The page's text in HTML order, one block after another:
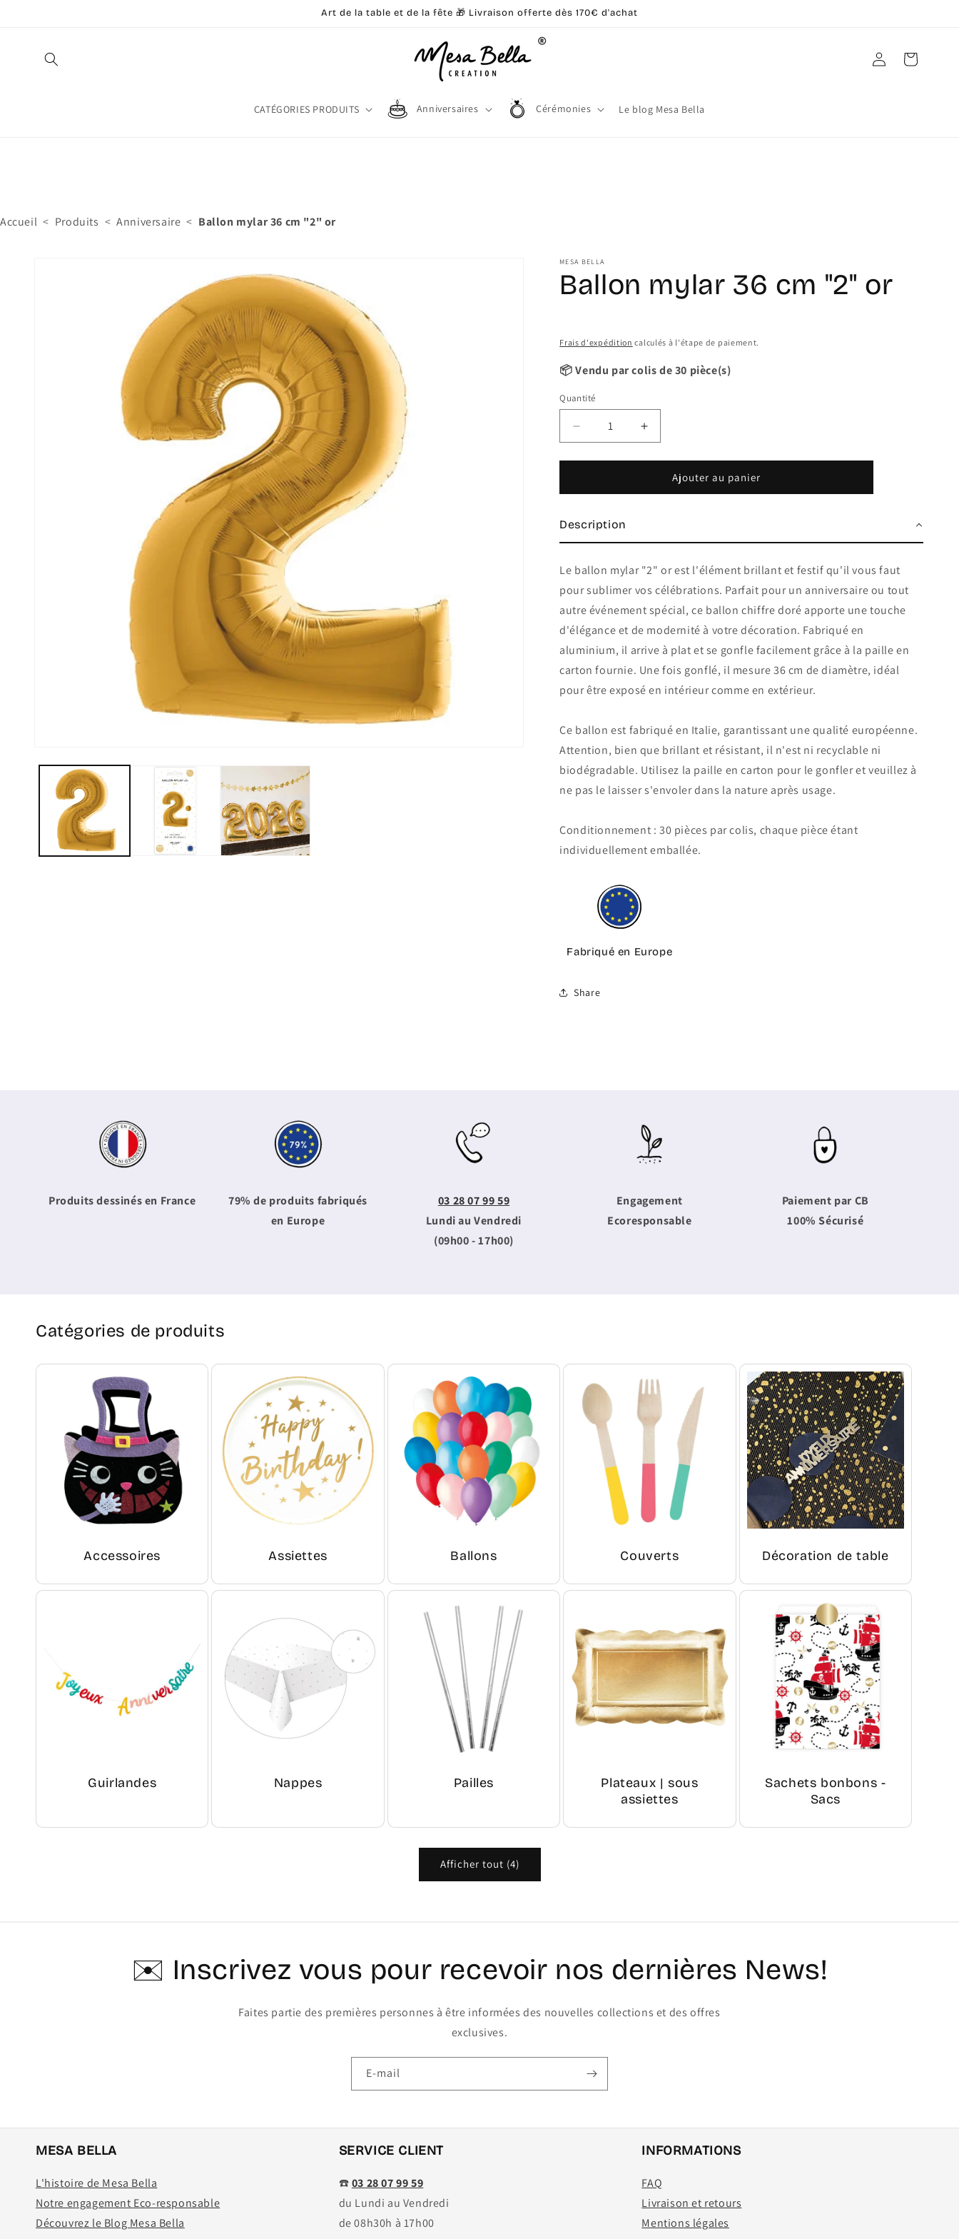
Art de la table et de la fête 🎁 Livraison offerte dès 170€ d'achat
CATÉGORIES PRODUITS Anniversaires Cérémonies Le blog Mesa Bella
Connexion Panier
Accueil < Produits < Anniversaire < Ballon mylar 36 cm "2" or
MESA BELLA
Ballon mylar 36 cm "2" or
Frais d'expédition calculés à l'étape de paiement.
📦 Vendu par colis de30 pièce(s)
Quantité
Quantité
Réduire
la
quantité
Ballon
36
or
Augmenter
la
quantité
Ballon
or
Ajouter au panier
Description
Le ballon mylar "2" or est l'élément brillant et festif qu'il vous faut
pour sublimer vos célébrations. Parfait pour un anniversaire ou tout
autre événement spécial, ce ballon chiffre doré apporte une touche
d'élégance et de modernité à votre décoration. Fabriqué en
aluminium, il arrive à plat et se gonfle facilement grâce à la paille en
carton fournie. Une fois gonflé, il mesure 36 cm de diamètre, idéal
pour être exposé en intérieur comme en extérieur.
Ce ballon est fabriqué en Italie, garantissant une qualité européenne.
Attention, bien que brillant et résistant, il n'est ni recyclable ni
biodégradable. Utilisez la paille en carton pour le gonfler et veuillez à
ne pas le laisser s'envoler dans la nature après usage.
Conditionnement : 30 pièces par colis, chaque pièce étant
individuellement emballée.
Fabriqué en Europe
Share
Produits dessinés en France
79% de produits fabriqués
en Europe
03 28 07 99 59
Lundi au Vendredi
(09h00 - 17h00)
Engagement
Ecoresponsable
Paiement par CB
100% Sécurisé
Catégories de produits
Accessoires Assiettes Ballons Couverts Décoration de table
Guirlandes Nappes Pailles
Plateaux | sous
assiettes
Sachets bonbons -
Sacs
Afficher tout (4)
✉️ Inscrivez vous pour recevoir nos dernières News!
Faites partie des premières personnes à être informées des nouvelles collections et des offres
exclusives.
E-mail
MESA BELLA
L'histoire de Mesa Bella
Notre engagement Eco-responsable
Découvrez le Blog Mesa Bella
SERVICE CLIENT
☎️03 28 07 99 59
du Lundi au Vendredi
de 08h30h à 17h00
INFORMATIONS
FAQ
Livraison et retours
Mentions légales